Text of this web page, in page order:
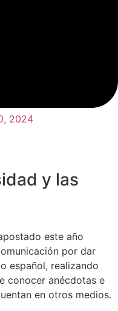
2024
y las
este año
por dar
español, realizando
conocer anécdotas e
en otros medios.